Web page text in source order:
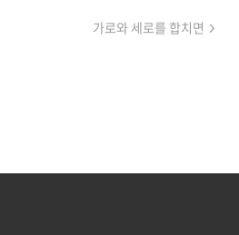
가로와 세로를 합치면